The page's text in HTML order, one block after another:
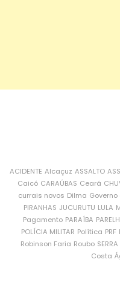
ACIDENTE Alcaçuz ASSALTO
Caicó CARAÚBAS Ceará
currais novos Dilma Governo
PIRANHAS JUCURUTU LULA
Pagamento PARAÍBA
POLÍCIA MILITAR Política PRF
Robinson Faria Roubo
Costa